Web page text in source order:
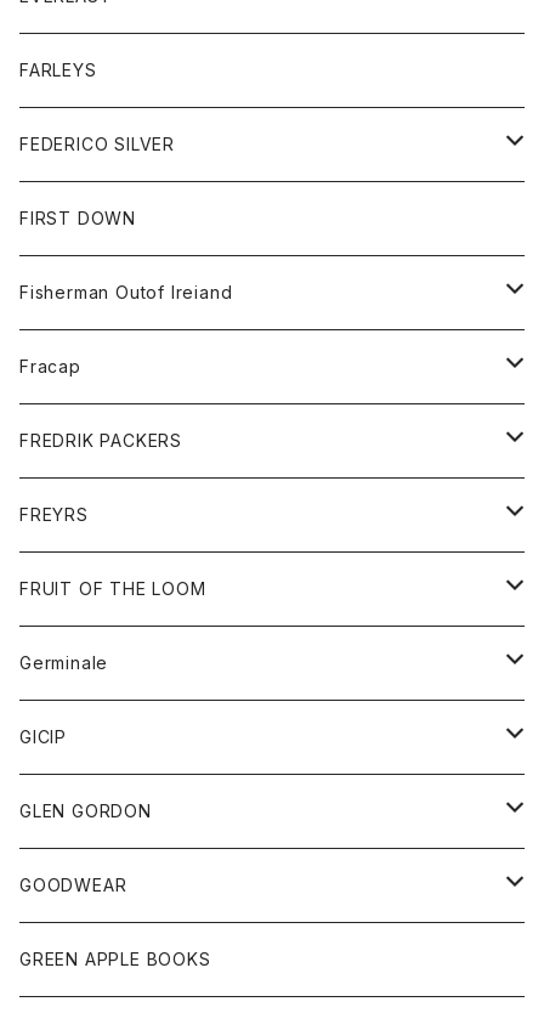
シャツ
セーター
ボトム
ショートパンツ
パンツ
レディース
コート
ジャケット
Tシャツ
ボトム
トップス
ジャケット
スエットシャツ
ボトム
スエットパンツ
グッズ
帽子
FARLEYS
FEDERICO SILVER
アクセサリー
FIRST DOWN
Fisherman Outof Ireiand
ニット
Fracap
グッズ
靴
FREDRIK PACKERS
アクセサリー
バッグ
FREYRS
サングラス
FRUIT OF THE LOOM
アウター
パーカー
グッズ
ネクタイ
チーフ
トップス
シャツ
タンクトップ
ボトム
ショートパンツ
レディース
Germinale
靴
サンダル
GICIP
トップス
Tシャツ
GLEN GORDON
グッズ
手袋
GOODWEAR
トップス
GREEN APPLE BOOKS